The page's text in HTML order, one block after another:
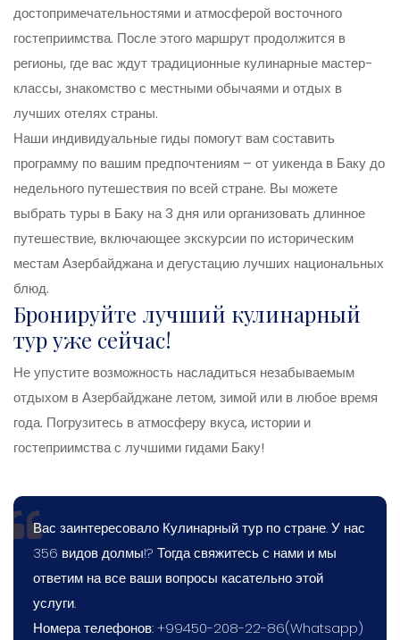
достопримечательностями и атмосферой восточного
гостеприимства. После этого маршрут продолжится в
регионы, где вас ждут традиционные кулинарные мастер-
классы, знакомство с местными обычаями и отдых в
лучших отелях страны.
Наши индивидуальные гиды помогут вам составить
программу по вашим предпочтениям – от уикенда в Баку до
недельного путешествия по всей стране. Вы можете
выбрать туры в Баку на 3 дня или организовать длинное
путешествие, включающее экскурсии по историческим
местам Азербайджана и дегустацию лучших национальных
блюд.
Бронируйте лучший кулинарный
тур уже сейчас!
Не упустите возможность насладиться незабываемым
отдыхом в Азербайджане летом, зимой или в любое время
года. Погрузитесь в атмосферу вкуса, истории и
гостеприимства с лучшими гидами Баку!
Вас заинтересовало Кулинарный тур по стране. У нас
356 видов долмы!? Тогда свяжитесь с нами и мы
ответим на все ваши вопросы касательно этой
услуги.
Номера телефонов: +99450-208-22-86(Whatsapp)